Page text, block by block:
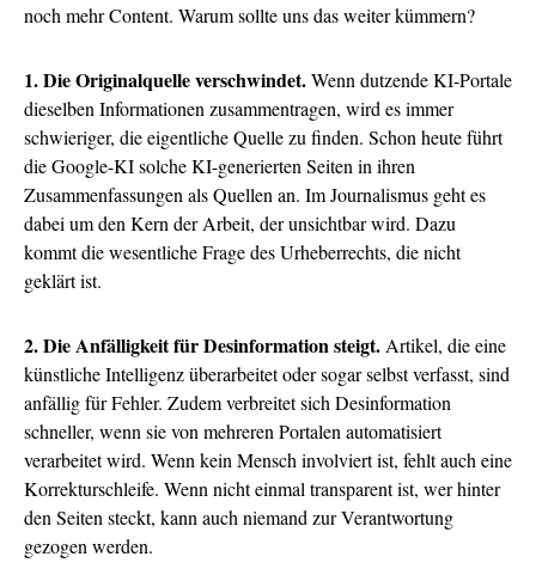
noch mehr Content. Warum sollte uns das weiter kümmern?
1. Die Originalquelle verschwindet.Wenn dutzende KI-Portale
dieselben Informationen zusammentragen, wird es immer
schwieriger, die eigentliche Quelle zu finden. Schon heute führt
die Google-KI solche KI-generierten Seiten in ihren
Zusammenfassungen als Quellen an. Im Journalismus geht es
dabei um den Kern der Arbeit, der unsichtbar wird. Dazu
kommt die wesentliche Frage des Urheberrechts, die nicht
geklärt ist.
2. Die Anfälligkeit für Desinformation steigt. Artikel, die eine
künstliche Intelligenz überarbeitet oder sogar selbst verfasst, sind
anfällig für Fehler. Zudem verbreitet sich Desinformation
schneller, wenn sie von mehreren Portalen automatisiert
verarbeitet wird. Wenn kein Mensch involviert ist, fehlt auch eine
Korrekturschleife. Wenn nicht einmal transparent ist, wer hinter
den Seiten steckt, kann auch niemand zur Verantwortung
gezogen werden.